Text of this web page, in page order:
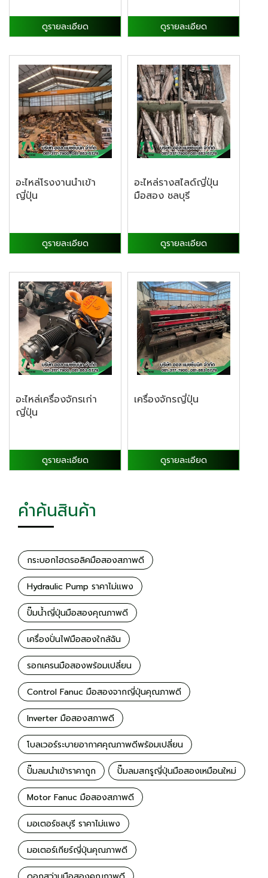
ดูรายละเอียด ดูรายละเอียด
อะไหล่โรงงานนำเข้า
ญี่ปุ่น
ดูรายละเอียด
อะไหล่รางสไลด์ญี่ปุ่น
มือสอง ชลบุรี
ดูรายละเอียด
อะไหล่เครื่องจักรเก่า
ญี่ปุ่น
ดูรายละเอียด
เครื่องจักรญี่ปุ่น
ดูรายละเอียด
คำค้นสินค้า
กระบอกไฮดรอลิคมือสองสภาพดี
Hydraulic Pump ราคาไม่เเพง
ปั๊มน้ำญี่ปุ่นมือสองคุณภาพดี
เครื่องปั่นไฟมือสองใกล้ฉัน
รอกเครนมือสองพร้อมเปลี่ยน
Control Fanuc มือสองจากญี่ปุ่นคุณภาพดี
Inverter มือสองสภาพดี
โบลเวอร์ระบายอากาศคุณภาพดีพร้อมเปลี่ยน
ปั๊มลมนำเข้าราคาถูก ปั๊มลมสกรูญี่ปุ่นมือสองเหมือนใหม่
Motor Fanuc มือสองสภาพดี
มอเตอร์ชลบุรี ราคาไม่เเพง
มอเตอร์เกียร์ญี่ปุ่นคุณภาพดี